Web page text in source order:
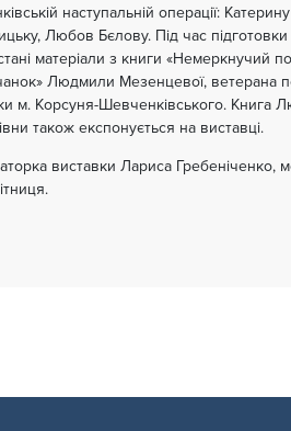
наступальній операції:
Любов Бєлову. Під час
матеріали з книги «Немеркнучий
Людмили Мезенцевої, ветерана
м. Корсуня-Шевченківського. Книга
також експонується на виставці.
виставки Лариса Гребеніченко,